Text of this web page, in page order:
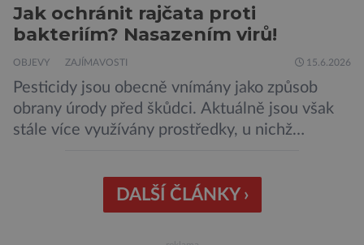
Jak ochránit rajčata proti
bakteriím? Nasazením virů!
OBJEVY ZAJÍMAVOSTI 15.6.2026
Pesticidy jsou obecně vnímány jako způsob
obrany úrody před škůdci. Aktuálně jsou však
stále více využívány prostředky, u nichž
ochrana. Onu biologickou ochranu představují
například parazitické vosičky, které bývají
DALŠÍ ČLÁNKY ›